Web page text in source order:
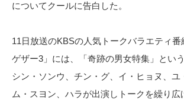
についてクールに告白した。
11日放送のKBSの人気トークバラエティ番
ゲザー3」には、「奇跡の男女特集」とい
シン・ソンウ、チン・グ、イ・ヒョヌ、ユ
ム・スヨン、ハラが出演しトークを繰り広